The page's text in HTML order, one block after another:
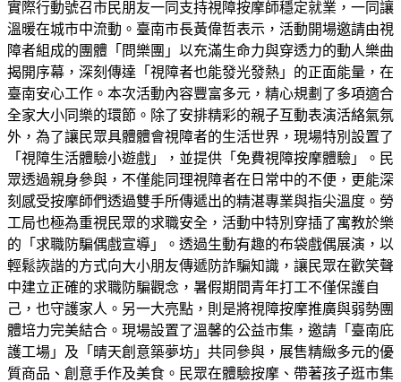
實際行動號召市民朋友一同支持視障按摩師穩定就業，一同讓
溫暖在城市中流動。臺南市長黃偉哲表示，活動開場邀請由視
障者組成的團體「問樂團」以充滿生命力與穿透力的動人樂曲
揭開序幕，深刻傳達「視障者也能發光發熱」的正面能量，在
臺南安心工作。本次活動內容豐富多元，精心規劃了多項適合
全家大小同樂的環節。除了安排精彩的親子互動表演活絡氣氛
外，為了讓民眾具體體會視障者的生活世界，現場特別設置了
「視障生活體驗小遊戲」，並提供「免費視障按摩體驗」。民
眾透過親身參與，不僅能同理視障者在日常中的不便，更能深
刻感受按摩師們透過雙手所傳遞出的精湛專業與指尖溫度。勞
工局也極為重視民眾的求職安全，活動中特別穿插了寓教於樂
的「求職防騙偶戲宣導」。透過生動有趣的布袋戲偶展演，以
輕鬆詼諧的方式向大小朋友傳遞防詐騙知識，讓民眾在歡笑聲
中建立正確的求職防騙觀念，暑假期間青年打工不僅保護自
己，也守護家人。另一大亮點，則是將視障按摩推廣與弱勢團
體培力完美結合。現場設置了溫馨的公益市集，邀請「臺南庇
護工場」及「晴天創意築夢坊」共同參與，展售精緻多元的優
質商品、創意手作及美食。民眾在體驗按摩、帶著孩子逛市集